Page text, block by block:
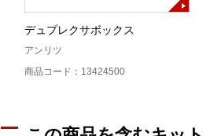
デュプレクサボックス
アンリツ
商品コード：13424500